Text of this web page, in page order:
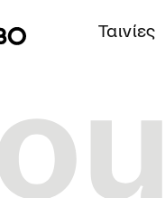
Ταινίες